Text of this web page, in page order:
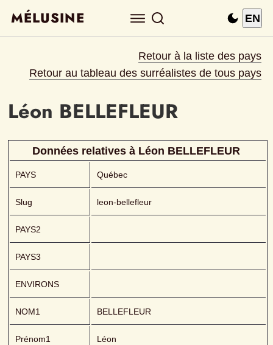
MÉLUSINE EN
Retour à la liste des pays
Retour au tableau des surréalistes de tous pays
Léon BELLEFLEUR
Données relatives à Léon BELLEFLEUR
PAYS Québec
Slug leon-bellefleur
PAYS2
PAYS3
ENVIRONS
NOM1 BELLEFLEUR
Prénom1 Léon